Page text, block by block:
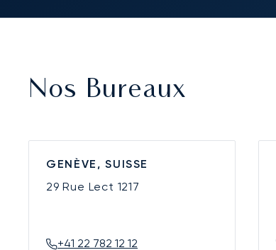
Nos Bureaux
GENÈVE, SUISSE
29 Rue Lect 1217
+41 22 782 12 12